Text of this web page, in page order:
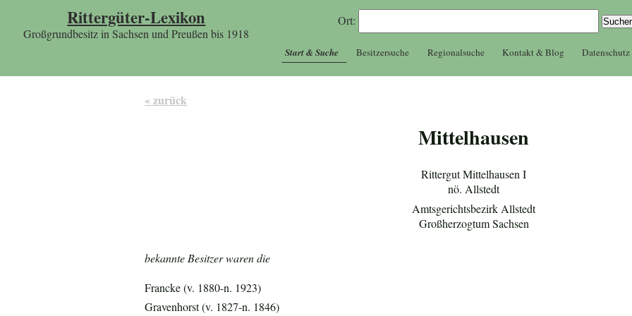
Rittergüter-Lexikon
Großgrundbesitz in Sachsen und Preußen bis 1918
Ort:
Start & Suche Besitzersuche Regionalsuche Kontakt & Blog Datenschutz
« zurück
Mittelhausen
Rittergut Mittelhausen I
nö. Allstedt
Amtsgerichtsbezirk Allstedt
Großherzogtum Sachsen
bekannte Besitzer waren die
Francke (v. 1880-n. 1923)
Gravenhorst (v. 1827-n. 1846)